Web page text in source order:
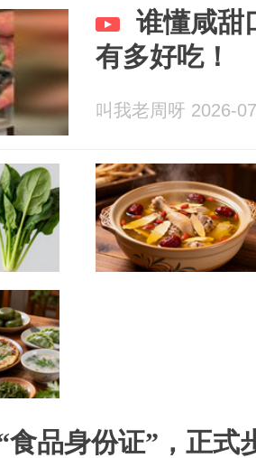
谁懂咸甜
有多好吃！
叫我老周呀 2026-
食品身份证”，正式